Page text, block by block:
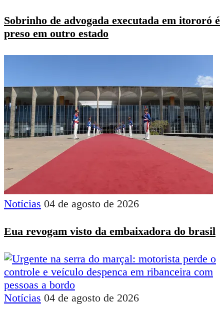
Sobrinho de advogada executada em itororó é
preso em outro estado
Notícias 04 de agosto de 2026
Eua revogam visto da embaixadora do brasil
Notícias 04 de agosto de 2026